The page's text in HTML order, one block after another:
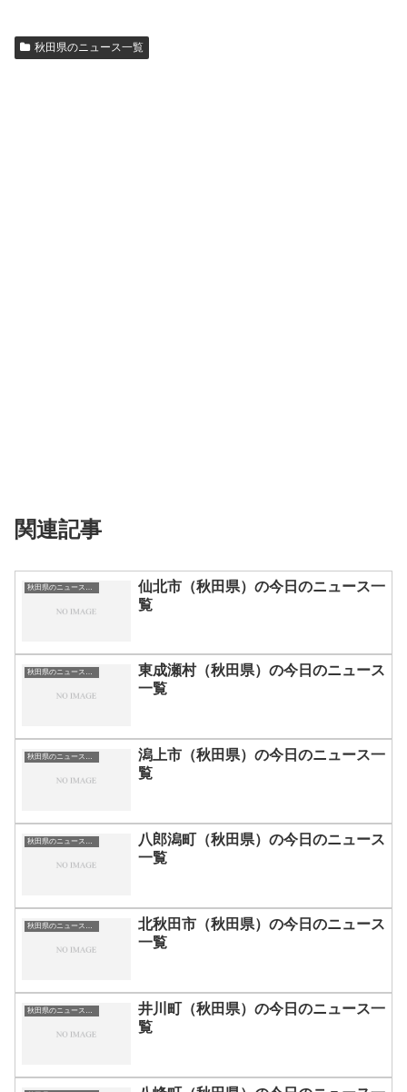
秋田県のニュース一覧
関連記事
秋田県のニュース一覧
仙北市（秋田県）の今日のニュース一
覧
秋田県のニュース一覧
東成瀬村（秋田県）の今日のニュース
一覧
秋田県のニュース一覧
潟上市（秋田県）の今日のニュース一
覧
秋田県のニュース一覧
八郎潟町（秋田県）の今日のニュース
一覧
秋田県のニュース一覧
北秋田市（秋田県）の今日のニュース
一覧
秋田県のニュース一覧
井川町（秋田県）の今日のニュース一
覧